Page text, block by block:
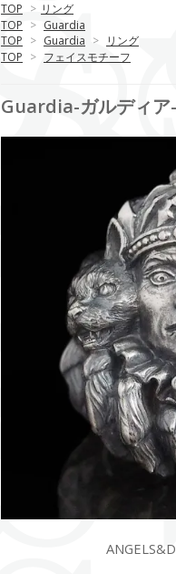
TOP > リング
TOP > Guardia
TOP > Guardia > リング
TOP > フェイスモチーフ
Guardia-ガルディア